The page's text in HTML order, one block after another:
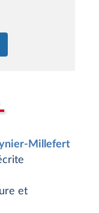
Millefert
et